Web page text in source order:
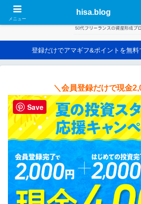
登録だけでアマギフ&ポイントを無料
＼会員登録だけで現金
メニュー
hisa.blog
Save